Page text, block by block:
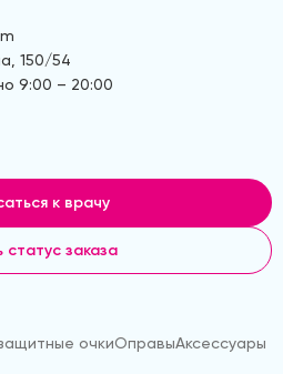
150/54
9:00 – 20:00
к врачу
статус заказа
очкиОправыАксессуары